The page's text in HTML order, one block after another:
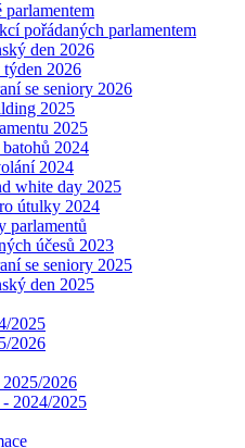
parlamentem
pořádaných parlamentem
den 2026
2026
se seniory 2026
2025
2025
2024
2024
white day 2025
útulky 2024
parlamentů
účesů 2023
se seniory 2025
den 2025
2025
2026
2026
2024/2025